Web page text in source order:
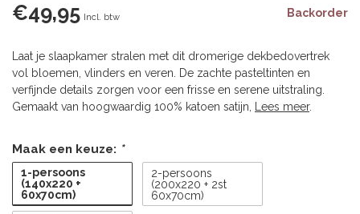
€49,95 Incl. btw Backorder
Laat je slaapkamer stralen met dit dromerige dekbedovertrek
vol bloemen, vlinders en veren. De zachte pasteltinten en
verfijnde details zorgen voor een frisse en serene uitstraling.
Gemaakt van hoogwaardig 100% katoen satijn,
Lees meer.
Maak een keuze: *
1-persoons
(140x220 +
60x70cm)
2-persoons
(200x220 + 2st
60x70cm)